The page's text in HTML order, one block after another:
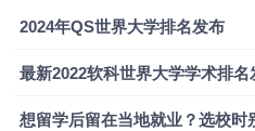
2024年QS世界大学排名发布
最新2022软科世界大学学术排名
想留学后留在当地就业？选校时